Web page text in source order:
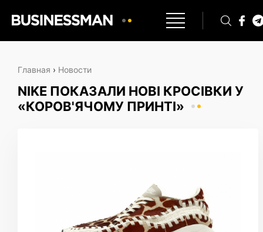
Главная › Новости
NIKE ПОКАЗАЛИ НОВІ КРОСІВКИ У
«КОРОВ'ЯЧОМУ ПРИНТІ»